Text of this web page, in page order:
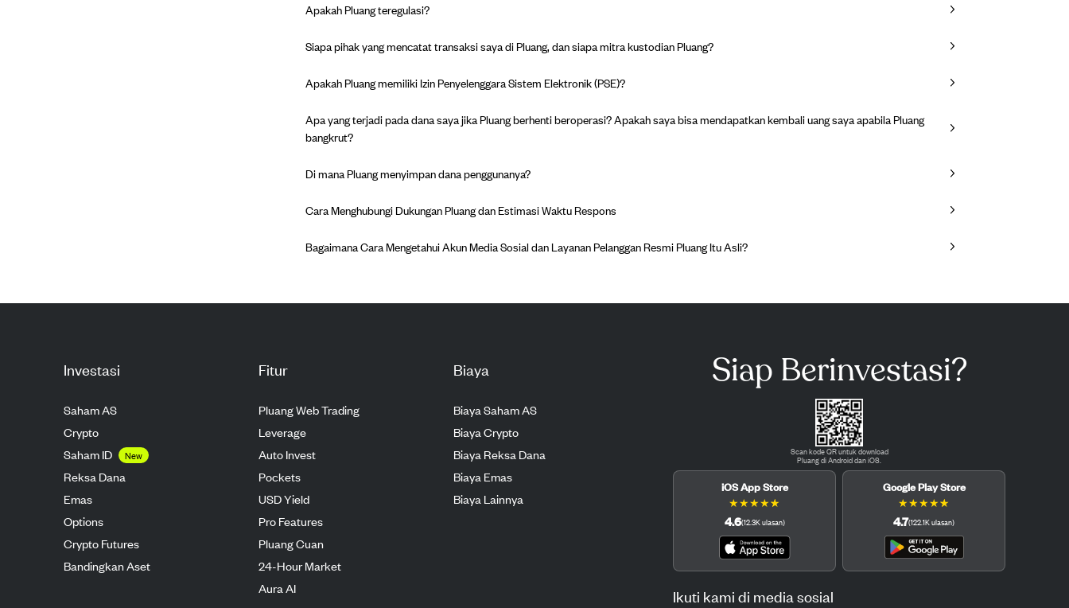
Apakah Pluang teregulasi?
Siapa pihak yang mencatat transaksi saya di Pluang, dan siapa mitra kustodian Pluang?
Apakah Pluang memiliki Izin Penyelenggara Sistem Elektronik (PSE)?
Apa yang terjadi pada dana saya jika Pluang berhenti beroperasi? Apakah saya bisa mendapatkan kembali uang saya apabila Pluang
bangkrut?
Di mana Pluang menyimpan dana penggunanya?
Cara Menghubungi Dukungan Pluang dan Estimasi Waktu Respons
Bagaimana Cara Mengetahui Akun Media Sosial dan Layanan Pelanggan Resmi Pluang Itu Asli?
Investasi
Saham AS
Crypto
Saham ID
New
Reksa Dana
Emas
Options
Crypto Futures
Bandingkan Aset
Fitur
Pluang Web Trading
Leverage
Auto Invest
Pockets
USD Yield
Pro Features
Pluang Cuan
24-Hour Market
Aura AI
Biaya
Biaya Saham AS
Biaya Crypto
Biaya Reksa Dana
Biaya Emas
Biaya Lainnya
Siap Berinvestasi?
Scan kode QR untuk download
Pluang di Android dan iOS.
iOS App Store
★★★★★
4.6(12.3Kulasan)
Google Play Store
★★★★★
4.7(122.1Kulasan)
Ikuti kami di media sosial